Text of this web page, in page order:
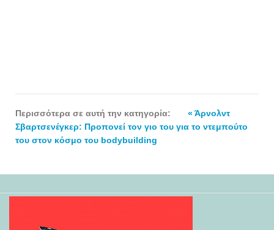
Περισσότερα σε αυτή την κατηγορία:
« Άρνολντ
Σβαρτσενέγκερ: Προπονεί τον γιο του για το ντεμπούτο
του στον κόσμο του bodybuilding